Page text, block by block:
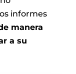
informes
manera
a su